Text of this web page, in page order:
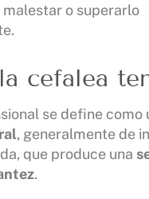
malestar o superarlo
cefalea
se define como
, generalmente de
que produce una
.